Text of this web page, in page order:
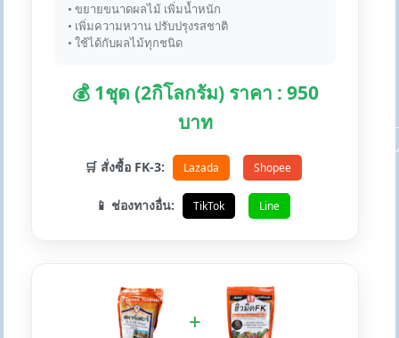
• ขยายขนาดผลไม้ เพิ่มน้ำหนัก
• เพิ่มความหวาน ปรับปรุงรสชาติ
• ใช้ได้กับผลไม้ทุกชนิด
💰 1ชุด (2กิโลกรัม) ราคา : 950
บาท
🛒 สั่งซื้อ FK-3: Lazada Shopee
📱 ช่องทางอื่น: TikTok Line
+